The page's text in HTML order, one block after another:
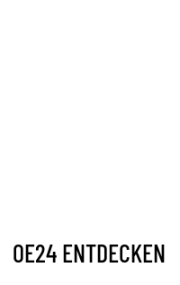
OE24 ENTDECKEN